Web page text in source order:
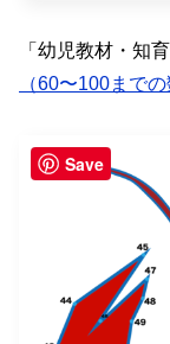
「幼児教材・知
（60〜100までの
Save